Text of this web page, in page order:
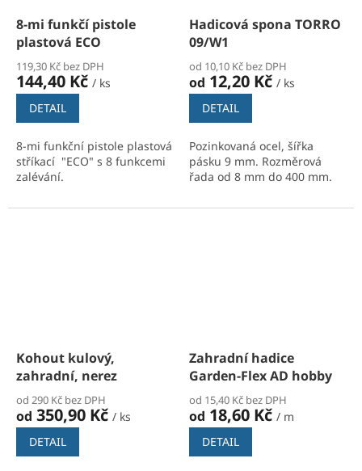
8-mi funkčí pistole
plastová ECO
119,30 Kč bez DPH
144,40 Kč / ks
DETAIL
8-mi funkční pistole plastová
stříkací "ECO" s 8 funkcemi
zalévání.
Umožňuje zalévat různými
Hadicová spona TORRO
09/W1
od 10,10 Kč bez DPH
od 12,20 Kč / ks
DETAIL
Pozinkovaná ocel, šířka
pásku 9 mm. Rozměrová
řada od 8 mm do 400 mm.
Kohout kulový,
zahradní, nerez
od 290 Kč bez DPH
od 350,90 Kč / ks
DETAIL
Zahradní hadice
Garden-Flex AD hobby
od 15,40 Kč bez DPH
od 18,60 Kč / m
DETAIL